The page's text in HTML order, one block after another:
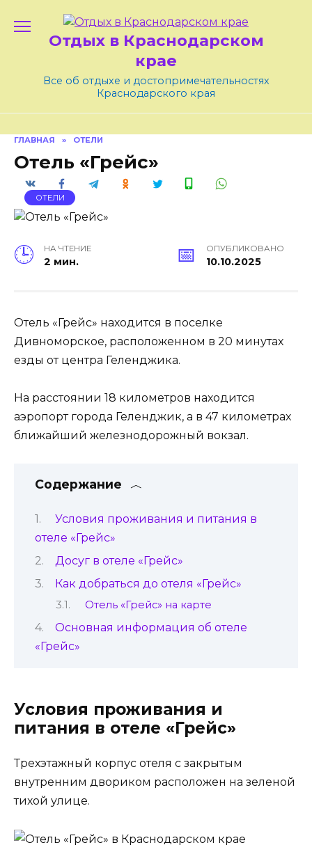
Отдых в Краснодарском
крае
Все об отдыхе и достопримечательностях
Краснодарского края
ГЛАВНАЯ » ОТЕЛИ
Отель «Грейс»
ОТЕЛИ
НА ЧТЕНИЕ
2 мин.
ОПУБЛИКОВАНО
10.10.2025
Отель «Грейс» находится в поселке
Дивноморское, расположенном в 20 минутах
езды от центра Геленджика.
На расстоянии 18 километров находится
аэропорт города Геленджик, а в 47 километрах
ближайший железнодорожный вокзал.
Содержание
Условия проживания и питания в
отеле «Грейс»
Досуг в отеле «Грейс»
Как добраться до отеля «Грейс»
Отель «Грейс» на карте
Основная информация об отеле
«Грейс»
Условия проживания и
питания в отеле «Грейс»
Трехэтажный корпус отеля с закрытым
внутренним двориком расположен на зеленой
тихой улице.